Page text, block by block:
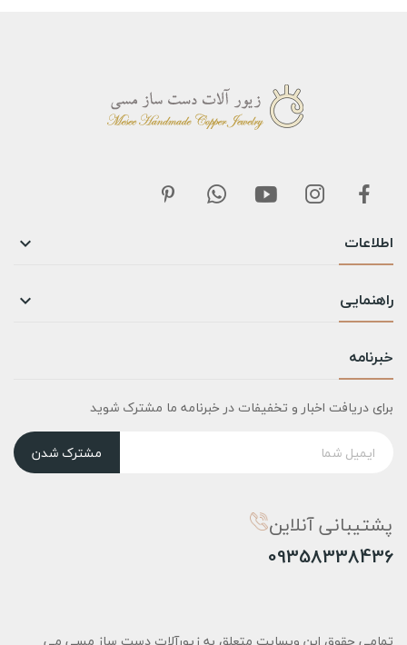
اطلاعات 
راهنمایی 
خبرنامه
برای دریافت اخبار و تخفیفات در خبرنامه ما مشترک شوید
مشترک شدن
پشتیبانی آنلاین
09358338436